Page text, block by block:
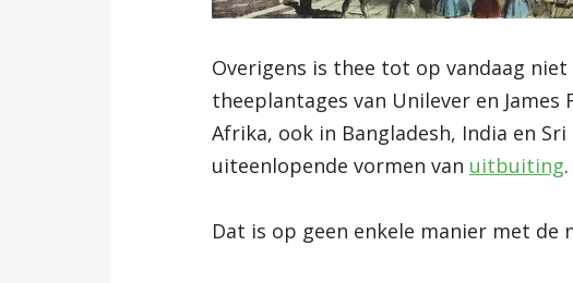
Overigens is thee tot op vandaag niet
theeplantages van Unilever en
Afrika, ook in Bangladesh, India en
uiteenlopende vormen van uitbuiting.
Dat is op geen enkele manier met